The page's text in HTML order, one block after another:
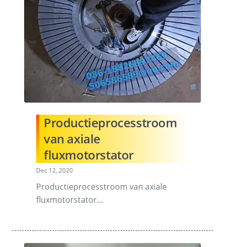
Productieprocesstroom
van axiale
fluxmotorstator
Dec 12, 2020
Productieprocesstroom van axiale
fluxmotorstator...